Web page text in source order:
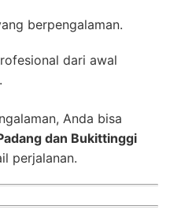
berpengalaman.
dari awal
Anda bisa
dan Bukittinggi
perjalanan.